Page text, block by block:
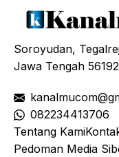
Soroyudan,
Jawa Tengah 56192
082234413706
Tentang Kami
Pedoman Media